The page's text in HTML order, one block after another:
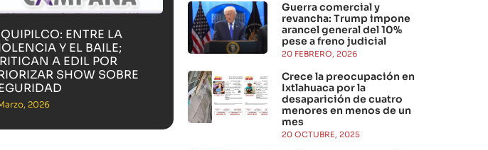
ENTRE LA
Y EL BAILE;
A EDIL POR
SHOW SOBRE
2026
Guerra comercial y
revancha: Trump impone
arancel general del 10%
pese a freno judicial
20 FEBRERO, 2026
Crece la preocupación en
Ixtlahuaca por la
desaparición de cuatro
menores en menos de un
mes
20 OCTUBRE, 2025